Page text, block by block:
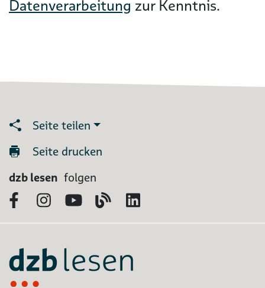
Datenverarbeitung zur Kenntnis.
Seite teilen
Seite drucken
dzb lesen folgen
FacebookInstagram
YouTubeBlog